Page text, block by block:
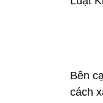
Bên
cách